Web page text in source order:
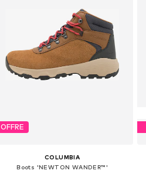
OFFRE
COLUMBIA
Boots 'NEWTON WANDER™'